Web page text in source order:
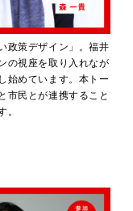
政策デザイン」。福井
の視座を取り入れなが
始めています。本トー
市民とが連携すること
。